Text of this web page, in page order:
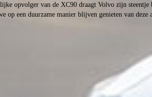
opvolger van de XC90 draagt Volvo zijn steentje
op een duurzame manier blijven genieten van